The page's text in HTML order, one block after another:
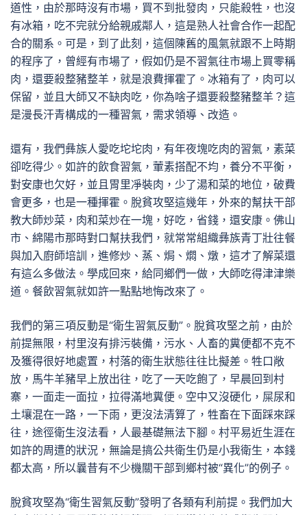
道性，由於那時沒有市場，買不到批發肉，只能殺牲，也沒
有冰箱，吃不完就分給親戚鄰人，這是熟人社會合作一起配
合的關系。可是，到了此刻，這個陳舊的風氣就跟不上時期
的程序了，曾經有市場了，假如仍是不習氣往市場上買零稱
肉，還要殺整豬整羊，就是浪費揮霍了。冰箱有了，肉可以
保留，並且大師又不缺肉吃，你為啥子還要殺整豬整羊？這
是漫長汗青構成的一種習氣，需求領導、改造。
還有，我們彝族人愛吃坨坨肉，有年夜塊吃肉的習氣，素菜
卻吃得少。如許的飲食習氣，葷素搭配不均，養分不平衡，
對安康也欠好，並且胃里凈裝肉，少了湯和菜的地位，破費
會更多，也是一種揮霍。脫貧攻堅這幾年，外來的幫扶干部
教大師炒菜，肉和菜炒在一塊，好吃，省錢，還安康。佛山
市、綿陽市那時對口幫扶我們，就常常組織彝族青丁壯往餐
與加入廚師培訓，進修炒、蒸、焗、燜、燉，這才了解菜還
有這么多做法。學成回來，給同鄉們一做，大師吃得津津樂
道。餐飲習氣就如許一點點地悔改來了。
我們的第三項反動是“衛生習氣反動”。脫貧攻堅之前，由於
前提無限，村里沒有排污裝備，污水、人畜的糞便都不克不
及獲得很好地處置，村落的衛生狀態往往比擬差。牲口敞
放，馬牛羊豬早上放出往，吃了一天吃飽了，早晨回到村
寨，一面走一面拉，拉得滿地糞便。空中又沒硬化，屎尿和
土壤混在一路，一下雨，更沒法清算了，牲畜在下面踩來踩
往，途徑衛生沒法看，人最基礎無法下腳。村平易近生涯在
如許的周遭的狀況，無論是搞公共衛生仍是小我衛生，本錢
都太高，所以曩昔有不少機關干部到鄉村被“異化”的例子。
脫貧攻堅為“衛生習氣反動”發明了各類有利前提。我們加大